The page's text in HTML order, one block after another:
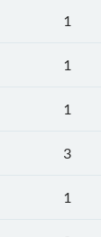
1
1
1
3
1